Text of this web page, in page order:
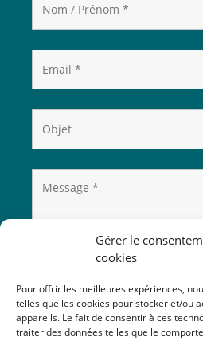
Gérer le
cookies
Pour offrir les meilleures expériences,
telles que les cookies pour stocker et/ou
appareils. Le fait de consentir à ces
traiter des données telles que le